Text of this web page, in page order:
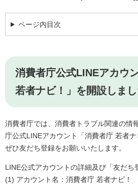
ページ内目次
消費者庁公式LINEアカウ
若者ナビ！」を開設しま
消費者庁では、消費者トラブル関連の情
庁公式LINEアカウント「消費者庁 若者ナ
ぜひ友だち登録をお願いいたします。
LINE公式アカウントの詳細及び「友だち
(1) アカウント名：消費者庁 若者ナビ！